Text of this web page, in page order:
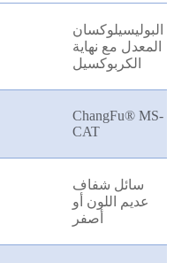
البوليسيلوكسان
المعدل مع نهاية
الكربوكسيل
ChangFu® MS-
CAT
سائل شفاف
عديم اللون أو
أصفر